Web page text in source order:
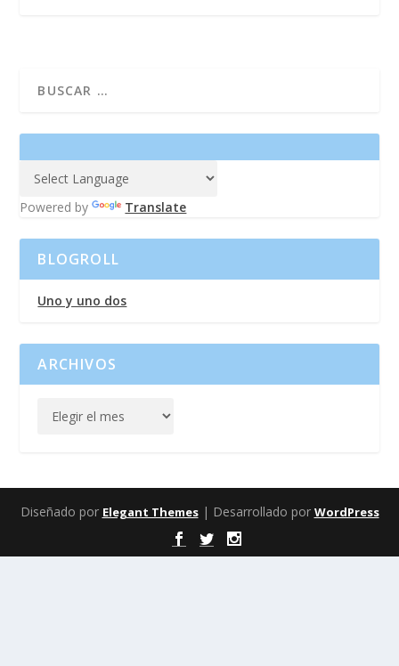
Powered by Translate
BLOGROLL
Uno y uno dos
ARCHIVOS
Diseñado por Elegant Themes| Desarrollado por WordPress